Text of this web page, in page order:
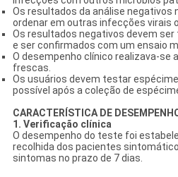
Os resultados da análise negativos
ordenar em outras infecções virais
Os resultados negativos devem
e ser confirmados com um ensaio
O desempenho clínico realizava-se
frescas.
Os usuários devem testar
possível após a coleção de
CARACTERÍSTICA DE
1. Verificação clínica
O desempenho do teste foi
recolhida dos pacientes
sintomas no prazo de 7 dias.